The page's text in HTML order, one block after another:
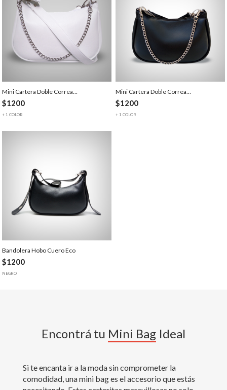
Mini Cartera Doble Correa…
$1200
+ 1 COLOR
Mini Cartera Doble Correa…
$1200
+ 1 COLOR
Bandolera Hobo Cuero Eco
$1200
NEGRO
Encontrá tu Mini Bag Ideal
Si te encanta ir a la moda sin comprometer la
comodidad, una mini bag es el accesorio que estás